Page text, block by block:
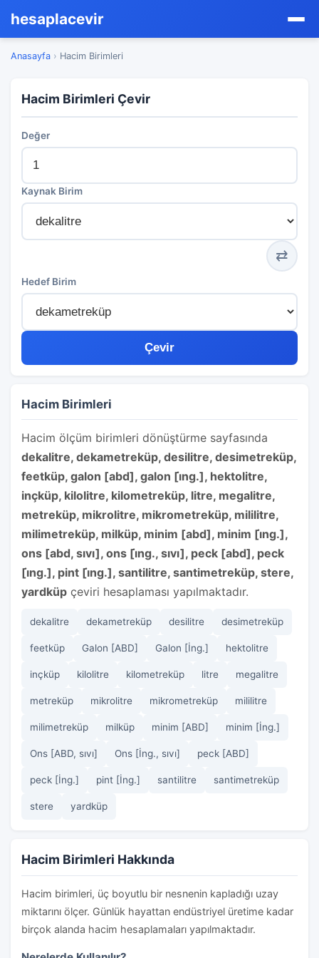
hesaplacevir
Anasayfa › Hacim Birimleri
Hacim Birimleri Çevir
Değer
Kaynak Birim
⇄
Hedef Birim
Çevir
Hacim Birimleri
Hacim ölçüm birimleri dönüştürme sayfasında
dekalitre, dekametreküp, desilitre, desimetreküp,
feetküp, galon [abd], galon [i̇ng.], hektolitre,
inçküp, kilolitre, kilometreküp, litre, megalitre,
metreküp, mikrolitre, mikrometreküp, mililitre,
milimetreküp, milküp, minim [abd], minim [i̇ng.],
ons [abd, sıvı], ons [i̇ng., sıvı], peck [abd], peck
[i̇ng.], pint [i̇ng.], santilitre, santimetreküp, stere,
yardküp çeviri hesaplaması yapılmaktadır.
dekalitre dekametreküp desilitre desimetreküp
feetküp Galon [ABD] Galon [İng.] hektolitre
inçküp kilolitre kilometreküp litre megalitre
metreküp mikrolitre mikrometreküp mililitre
milimetreküp milküp minim [ABD] minim [İng.]
Ons [ABD, sıvı] Ons [İng., sıvı] peck [ABD]
peck [İng.] pint [İng.] santilitre santimetreküp
stere yardküp
Hacim Birimleri Hakkında
Hacim birimleri, üç boyutlu bir nesnenin kapladığı uzay
miktarını ölçer. Günlük hayattan endüstriyel üretime kadar
birçok alanda hacim hesaplamaları yapılmaktadır.